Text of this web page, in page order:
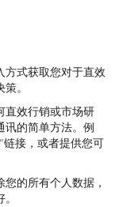
方式获取您对于直效
。
直效行销或市场研
讯的简单方法。例
接，或者提供您可
的所有个人数据，